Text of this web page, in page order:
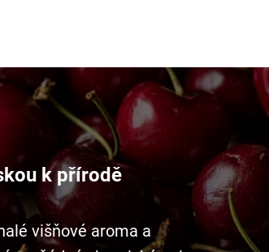
k přírodě
višňové aroma a